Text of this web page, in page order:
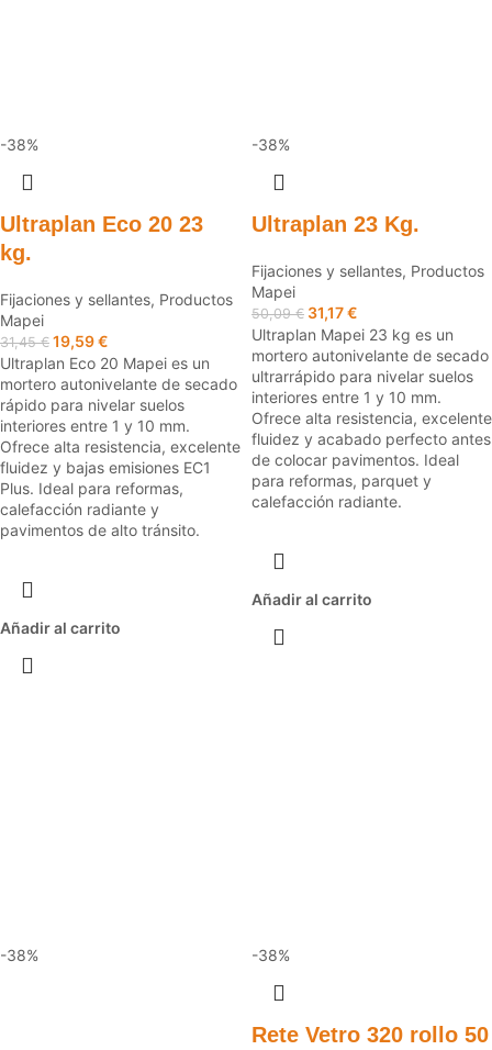
-38%
Ultraplan Eco 20 23
kg.
Fijaciones y sellantes, Productos
Mapei
31,45€ 19,59€
Ultraplan Eco 20 Mapei es un
mortero autonivelante de secado
rápido para nivelar suelos
interiores entre 1 y 10 mm.
Ofrece alta resistencia, excelente
fluidez y bajas emisiones EC1
Plus. Ideal para reformas,
calefacción radiante y
pavimentos de alto tránsito.
Añadir al carrito
-38%
Ultraplan 23 Kg.
Fijaciones y sellantes, Productos
Mapei
50,09€ 31,17€
Ultraplan Mapei 23 kg es un
mortero autonivelante de secado
ultrarrápido para nivelar suelos
interiores entre 1 y 10 mm.
Ofrece alta resistencia, excelente
fluidez y acabado perfecto antes
de colocar pavimentos. Ideal
para reformas, parquet y
calefacción radiante.
Añadir al carrito
-38% -38%
Rete Vetro 320 rollo 50